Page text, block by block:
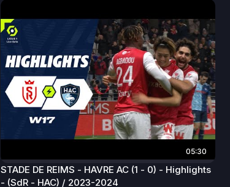
05:30
STADE DE REIMS - HAVRE AC (1 - 0) - Highlights
- (SdR - HAC) / 2023-2024